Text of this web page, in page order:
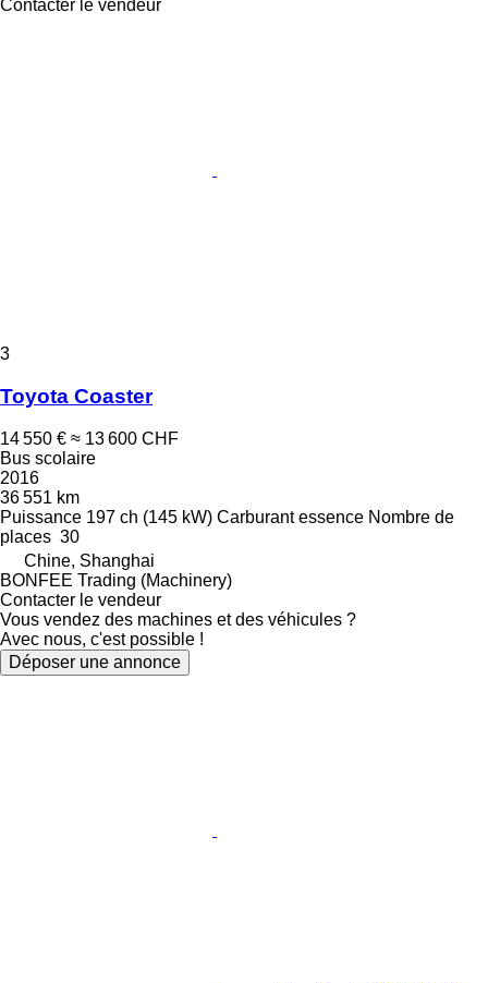
Contacter le vendeur
3
Toyota Coaster
14 550 € ≈ 13 600 CHF
Bus scolaire
2016
36 551 km
Puissance 197 ch (145 kW) Carburant essence Nombre de
places 30
Chine, Shanghai
BONFEE Trading (Machinery)
Contacter le vendeur
Vous vendez des machines et des véhicules ?
Avec nous, c'est possible !
Déposer une annonce